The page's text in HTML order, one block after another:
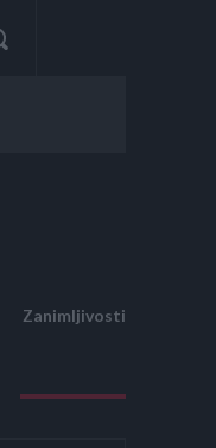
Zanimljivosti